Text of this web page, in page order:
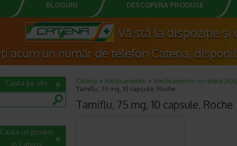
BLOGURI DESCOPERA PRODUSE
Catena Medicamente Medicamente cu reteta (RX)
Tamiflu, 75 mg, 10 capsule, Roche
Tamiflu, 75 mg, 10 capsule, Roche
Cauta pe site
Cauta un produs
in Catena